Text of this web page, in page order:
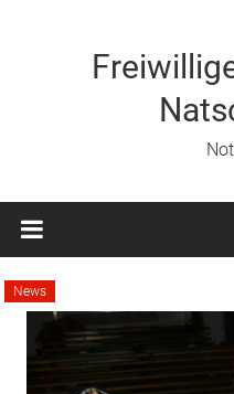
News